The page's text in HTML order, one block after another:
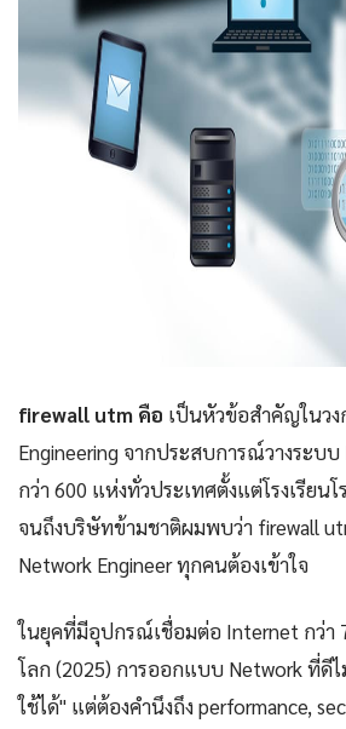
firewall utm คือ เป็นหัวข้อสำคัญในวง
Engineering จากประสบการณ์วางระบ
กว่า 600 แห่งทั่วประเทศตั้งแต่โรงเรียน
จนถึงบริษัทข้ามชาติผมพบว่า firewall
Network Engineer ทุกคนต้องเข้าใจ
ในยุคที่มีอุปกรณ์เชื่อมต่อ Internet กว่
โลก (2025) การออกแบบ Network ที่ดี
ใช้ได้" แต่ต้องคำนึงถึง performance,